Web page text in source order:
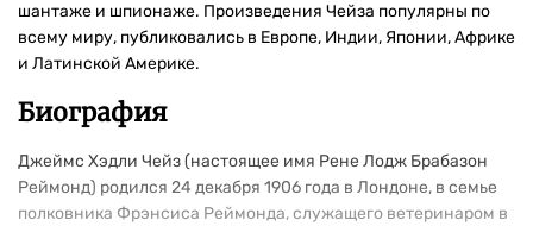
шантаже и шпионаже. Произведения Чейза популярны по
всему миру, публиковались в Европе, Индии, Японии, Африке
и Латинской Америке.
Биография
Джеймс Хэдли Чейз (настоящее имя Рене Лодж Брабазон
Реймонд) родился 24 декабря 1906 года в Лондоне, в семье
полковника Фрэнсиса Реймонда, служащего ветеринаром в